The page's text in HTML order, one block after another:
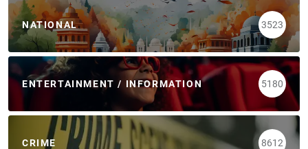
NATIONAL 3523
ENTERTAINMENT / INFORMATION 5180
CRIME 8612